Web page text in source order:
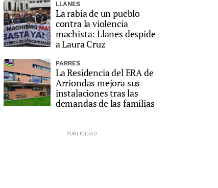
LLANES
La rabia de un pueblo
contra la violencia
machista: Llanes despide
a Laura Cruz
PARRES
La Residencia del ERA de
Arriondas mejora sus
instalaciones tras las
demandas de las familias